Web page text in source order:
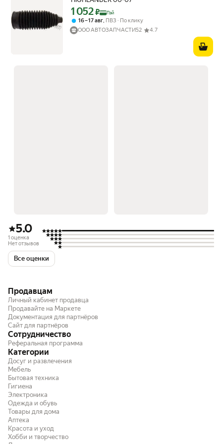
Цена с картой Яндекс Пэй 1052 ₽ вместо
1 052₽ Пэй
16 – 17 авг, ПВЗ
По клику
ООО АВТОЗАПЧАСТИ52
4.7
5.0
1 оценка
Нет отзывов
Все оценки
Продавцам
Личный кабинет продавца
Продавайте на Маркете
Документация для партнёров
Сайт для партнёров
Сотрудничество
Реферальная программа
Категории
Досуг и развлечения
Мебель
Бытовая техника
Гигиена
Электроника
Одежда и обувь
Товары для дома
Аптека
Красота и уход
Хобби и творчество